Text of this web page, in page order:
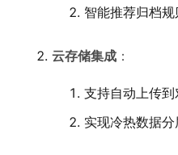
智能推荐归档规
云存储集成 ：
支持自动上传到
实现冷热数据分